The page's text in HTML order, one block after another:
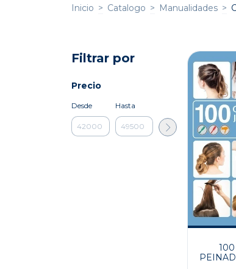
Inicio > Catalogo > Manualidades >
Filtrar por
Precio
Desde Hasta
100